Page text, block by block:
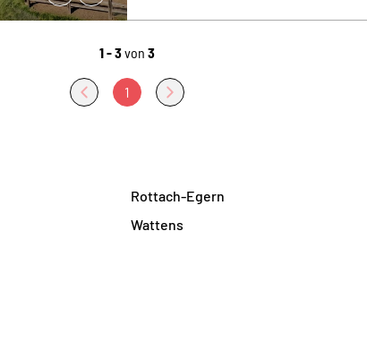
1 - 3von 3
1
Rottach-Egern
Wattens